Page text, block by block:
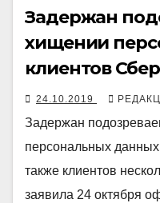
Задержан
хищении
клиентов
24.10.2019
Задержан
персональных
также клиентов
заявила 24 октября